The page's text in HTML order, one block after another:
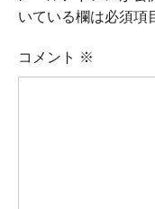
いている欄は必須項
コメント ※